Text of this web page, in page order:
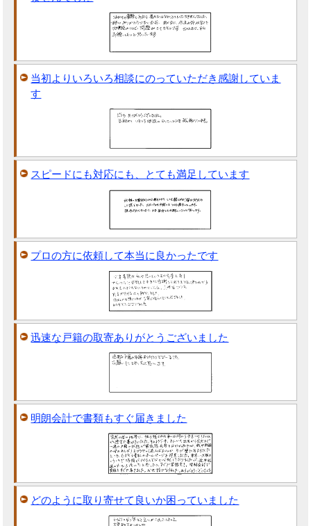
当初よりいろいろ相談にのっていただき感謝していま
す
スピードにも対応にも、とても満足しています
プロの方に依頼して本当に良かったです
迅速な戸籍の取寄ありがとうございました
明朗会計で書類もすぐ届きました
どのように取り寄せて良いか困っていました